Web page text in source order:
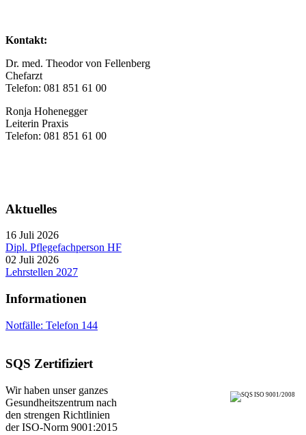
Kontakt:
Dr. med. Theodor von Fellenberg
Chefarzt
Telefon: 081 851 61 00
Ronja Hohenegger
Leiterin Praxis
Telefon: 081 851 61 00
Aktuelles
16 Juli 2026
Dipl. Pflegefachperson HF
02 Juli 2026
Lehrstellen 2027
Informationen
Notfälle: Telefon 144
SQS Zertifiziert
Wir haben unser ganzes
Gesundheitszentrum nach
den strengen Richtlinien
der ISO-Norm 9001:2015